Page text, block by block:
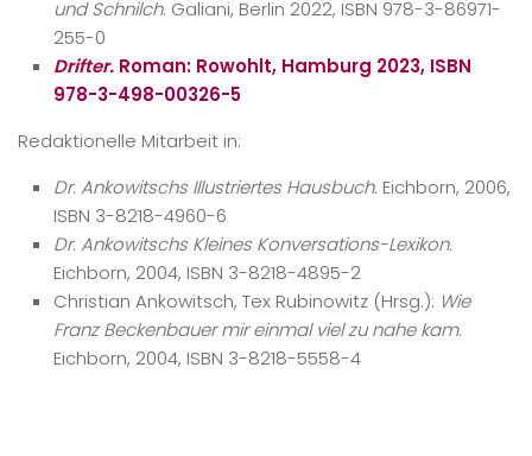
und Schnilch. Galiani, Berlin 2022, ISBN 978-3-86971-
255-0
Drifter. Roman: Rowohlt, Hamburg 2023, ISBN
978-3-498-00326-5
Redaktionelle Mitarbeit in:
Dr. Ankowitschs Illustriertes Hausbuch. Eichborn, 2006,
ISBN 3-8218-4960-6
Dr. Ankowitschs Kleines Konversations-Lexikon.
Eichborn, 2004, ISBN 3-8218-4895-2
Christian Ankowitsch, Tex Rubinowitz (Hrsg.): Wie
Franz Beckenbauer mir einmal viel zu nahe kam.
Eichborn, 2004, ISBN 3-8218-5558-4